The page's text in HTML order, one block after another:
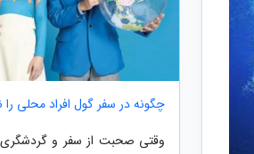
چگونه در سفر گول افراد محلی را
وقتی صحبت از سفر و